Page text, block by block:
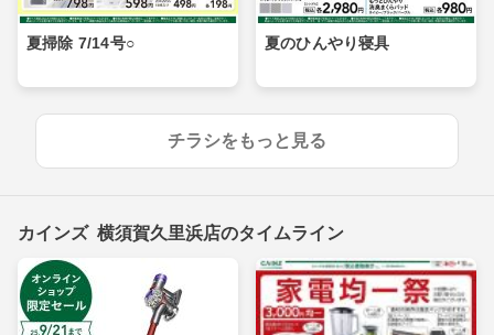
夏掃除 7/14号○ 夏のひんやり寝具
チラシをもっと見る
カインズ 横須賀久里浜店のタイムライン